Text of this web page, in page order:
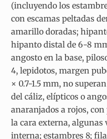
(incluyendo los
con escamas peltadas
amarillo doradas;
hipanto distal de 6-8
angosto en la base,
4, lepidotos, margen
× 0.7-1.5 mm, no
del cáliz, elípticos o
anaranjados a rojos, con
la cara externa, algunas
interna; estambres 8;